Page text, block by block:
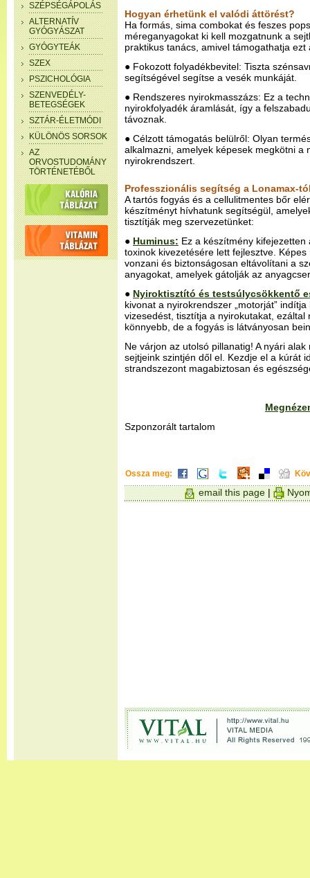
SZÉPSÉGÁPOLÁS
ALTERNATÍV
GYÓGYÁSZAT
GYÓGYTEÁK
SZEX
PSZICHOLÓGIA
SZENVEDÉLY-
BETEGSÉGEK
SZTÁR-ÉLETMÓDI
KÜLÖNÖS SORSOK
AZ
ORVOSTUDOMÁNY
TÖRTÉNETÉBŐL
Hogyan érhetünk el valódi áttörést?
Ha formás, sima combokat és feszes
méreganyagokat ki kell mozgatnunk a
praktikus tanács, amivel támogathatja ezt
● Fokozott folyadékbevitel: Tiszta
segítségével segítse a vesék munkáját.
● Rendszeres nyirokmasszázs: Ez a
nyirokfolyadék áramlását, így a
távoznak.
● Célzott támogatás belülről: Olyan
alkalmazni, amelyek képesek megkötni a
nyirokrendszert.
Professzionális segítség a Lonamax-
A tartós fogyás és a cellulitmentes bőr
készítményt hívhatunk segítségül,
tisztítják meg szervezetünket:
● Huminus: Ez a készítmény
toxinok kivezetésére lett fejlesztve.
vonzani és biztonságosan eltávolítani a
anyagokat, amelyek gátolják az
● Nyiroktisztító és testsúlycsökkentő
kivonat a nyirokrendszer „motorját”
vizesedést, tisztítja a nyirokutakat, ezáltal
könnyebb, de a fogyás is látványosan
Ne várjon az utolsó pillanatig! A nyári
sejtjeink szintjén dől el. Kezdje el a kúrát
strandszezont magabiztosan és
Szponzorált tartalom
Ossza meg:
email this page |